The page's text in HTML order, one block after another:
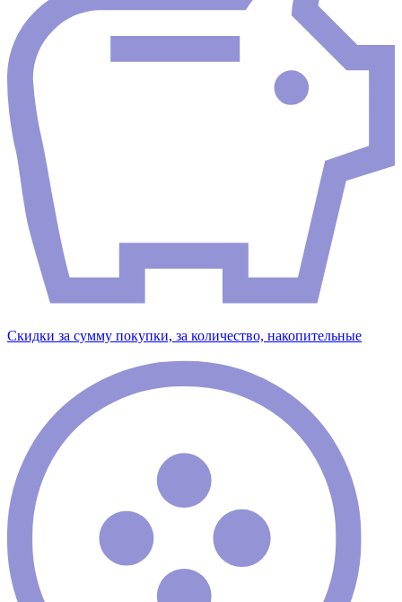
Скидки за сумму покупки, за количество, накопительные